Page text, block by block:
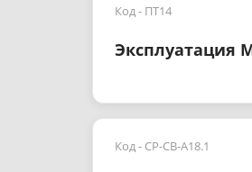
Код - ПТ14
Эксплуатация
Код - CP-CB-A18.1